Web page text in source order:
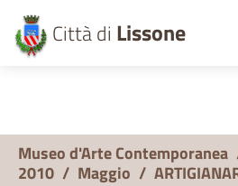
Città di Lissone
Museo d'Arte Contemporanea
2010 / Maggio /